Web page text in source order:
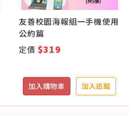
友善校園海報組一手機使用
公約篇
定價$319
加入購物車 加入追蹤